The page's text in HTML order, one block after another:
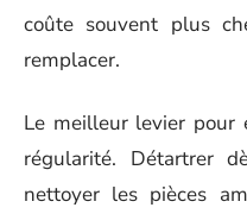
coûte souvent plus
remplacer.
Le meilleur levier pour
régularité. Détartrer
nettoyer les pièces